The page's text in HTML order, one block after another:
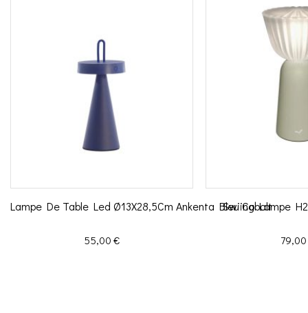
Lampe De Table Led Ø13X28,5Cm Ankenta Bleu Cobalt
Prix
55,00 €
Swiing Lampe
Prix